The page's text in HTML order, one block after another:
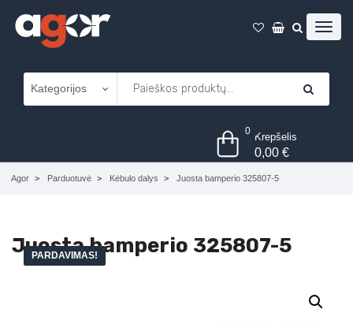
0 Krepšelis
0,00€
Agor Parduotuvė Kėbulo dalys Juosta bamperio 325807-5
Juosta bamperio 325807-5
PARDAVIMAS!